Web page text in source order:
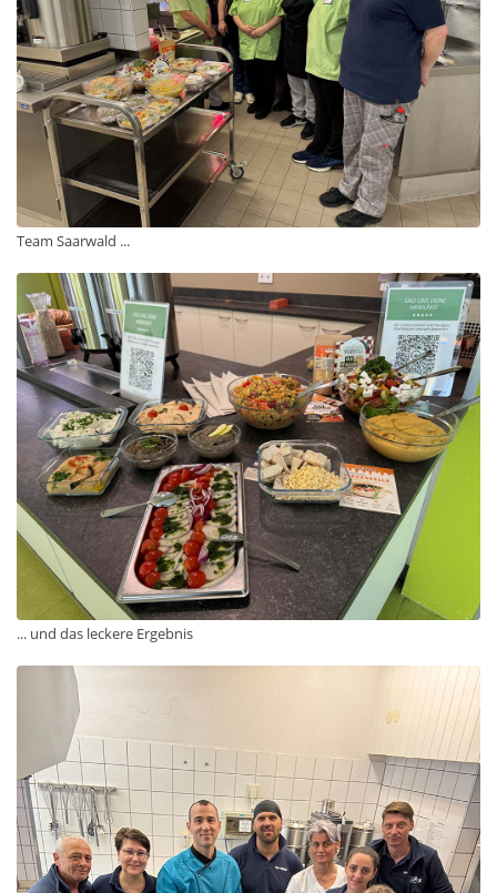
Team Saarwald ...
... und das leckere Ergebnis